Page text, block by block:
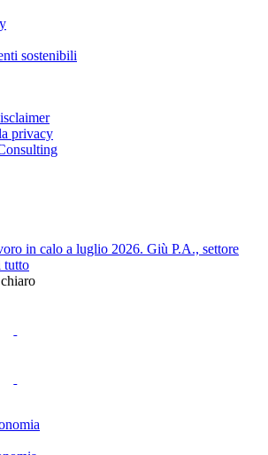
sostenibili
privacy
in calo a luglio 2026. Giù P.A., settore
tutto